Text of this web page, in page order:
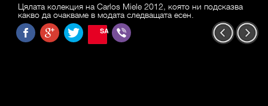
Цялата колекция на Carlos Miele 2012, която ни подсказва
какво да очакваме в модата следващата есен.
SAVE